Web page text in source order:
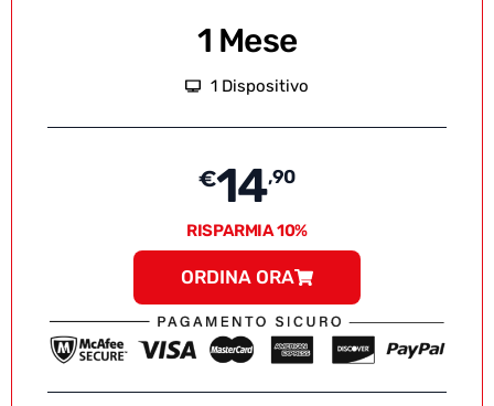
1 Mese
1 Dispositivo
€14,90
RISPARMIA 10%
ORDINA ORA